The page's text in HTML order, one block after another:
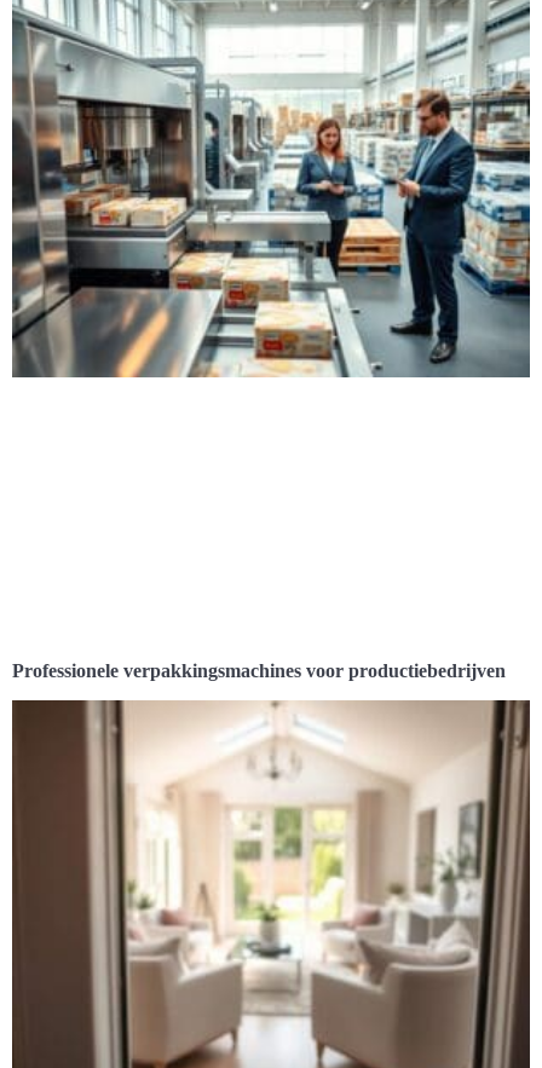
Professionele verpakkingsmachines voor productiebedrijven